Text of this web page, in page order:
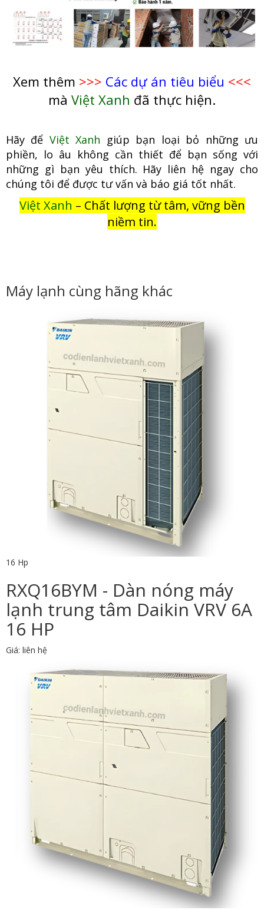
Xem thêm >>> Các dự án tiêu biểu <<<
mà Việt Xanh đã thực hiện.
Hãy để Việt Xanh giúp bạn loại bỏ những ưu
phiền, lo âu không cần thiết để bạn sống với
những gì bạn yêu thích. Hãy liên hệ ngay cho
chúng tôi để được tư vấn và báo giá tốt nhất.
Việt Xanh – Chất lượng từ tâm, vững bền
niềm tin.
Máy lạnh cùng hãng khác
16 Hp
RXQ16BYM - Dàn nóng máy
lạnh trung tâm Daikin VRV 6A
16 HP
Giá: liên hệ